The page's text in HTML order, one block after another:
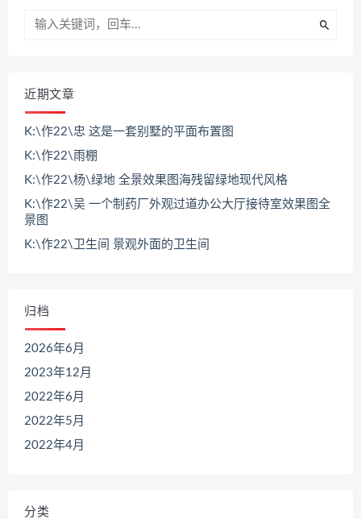
近期文章
K:\作22\忠 这是一套别墅的平面布置图
K:\作22\雨棚
K:\作22\杨\绿地 全景效果图海残留绿地现代风格
K:\作22\吴 一个制药厂外观过道办公大厅接待室效果图全
景图
K:\作22\卫生间 景观外面的卫生间
归档
2026年6月
2023年12月
2022年6月
2022年5月
2022年4月
分类